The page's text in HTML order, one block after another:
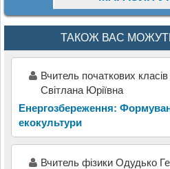
ТАКОЖ ВАС
Вчитель початкових
Світлана Юріївна
Енергозбереження:
екокультури
Вчитель фізики Одудько